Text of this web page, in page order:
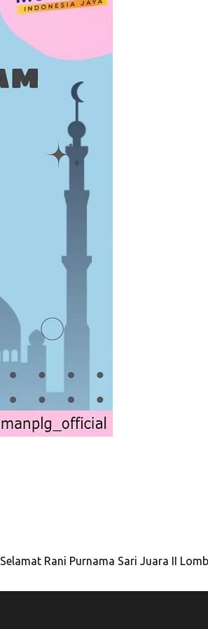
Selamat Rani Purnama Sari Juara II